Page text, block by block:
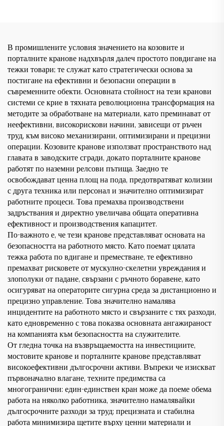
В промишлените условия значението на козовите и
порталните кранове надхвърля далеч простото повдигане на
тежки товари; те служат като стратегически основа за
постигане на ефективни и безопасни операции в
съвременните обекти. Основната стойност на тези кранови
системи се крие в тяхната революционна трансформация на
методите за обработване на материали, като преминават от
неефективни, високорискови начини, зависещи от ръчен
труд, към високо механизирани, оптимизирани и прецизни
операции. Козовите кранове използват пространството над
главата в заводските сгради, докато порталните кранове
работят по наземни релсови пътища. Заедно те
освобождават ценна площ на пода, предотвратяват колизии
с друга техника или персонал и значително оптимизират
работните процеси. Това премахва производствени
задръствания и директно увеличава общата оперативна
ефективност и производствения капацитет.
По-важното е, че тези кранове представляват основата на
безопасността на работното място. Като поемат цялата
тежка работа по вдигане и преместване, те ефективно
премахват рисковете от мускулно-скелетни увреждания и
злополуки от падане, свързани с ръчното боравене, като
осигуряват на операторите сигурна среда за дистанционно и
прецизно управление. Това значително намалява
инцидентите на работното място и свързаните с тях разходи,
като едновременно с това показва основната ангажираност
на компанията към безопасността на служителите.
От гледна точка на възвръщаемостта на инвестициите,
мостовите кранове и порталните кранове представляват
високоефективни дългосрочни активи. Въпреки че изискват
първоначално влагане, техните предимства са
многогранични: един-единствен кран може да поеме обема
работа на няколко работника, значително намалявайки
дългосрочните разходи за труд; прецизната и стабилна
работа минимизира щетите върху ценни материали и